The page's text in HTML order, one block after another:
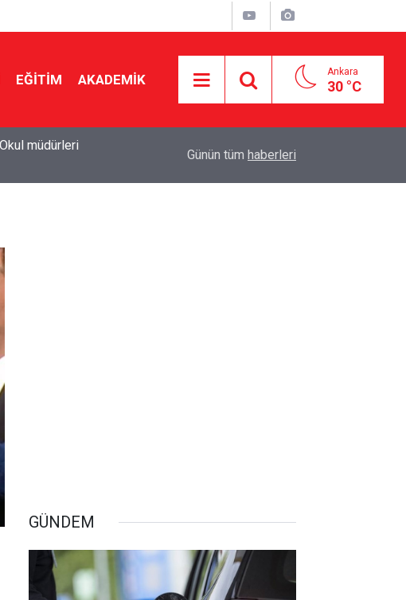
EĞİTİM AKADEMİK Ankara
30 °C
Ücretli öğretmenlere kadro yok! Bakan Tekin
Günün tüm haberleri
GÜNDEM